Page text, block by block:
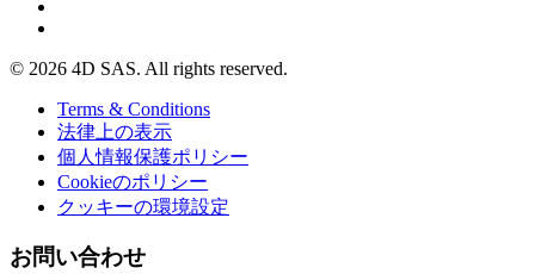
© 2026 4D SAS. All rights reserved.
Terms & Conditions
法律上の表示
個人情報保護ポリシー
Cookieのポリシー
クッキーの環境設定
お問い合わせ